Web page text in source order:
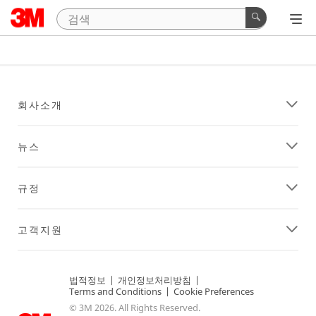
회사소개
뉴스
규정
고객지원
법적정보 | 개인정보처리방침 |
Terms and Conditions | Cookie Preferences
© 3M 2026. All Rights Reserved.